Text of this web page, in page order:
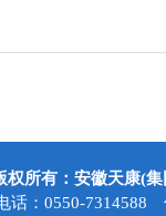
权所有：安徽天康(
：0550-